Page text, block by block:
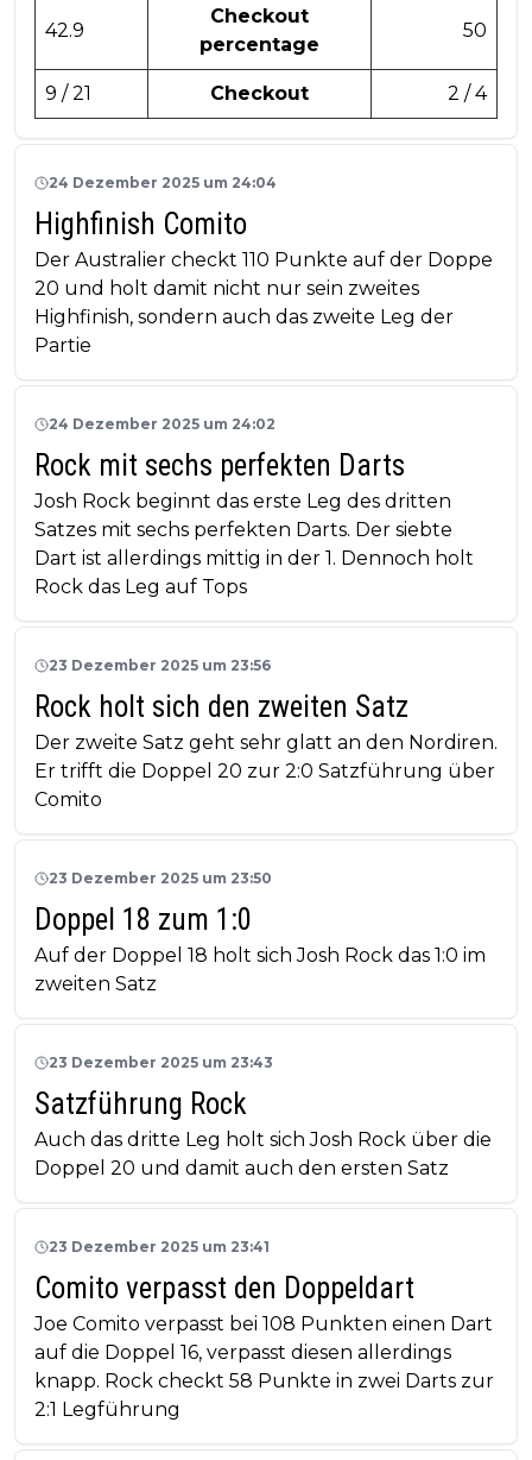
42.9
Checkout
percentage
50
9 / 21 Checkout 2 / 4
24 Dezember 2025 um 24:04
Highfinish Comito
Der Australier checkt 110 Punkte auf der Doppe
20 und holt damit nicht nur sein zweites
Highfinish, sondern auch das zweite Leg der
Partie
24 Dezember 2025 um 24:02
Rock mit sechs perfekten Darts
Josh Rock beginnt das erste Leg des dritten
Satzes mit sechs perfekten Darts. Der siebte
Dart ist allerdings mittig in der 1. Dennoch holt
Rock das Leg auf Tops
23 Dezember 2025 um 23:56
Rock holt sich den zweiten Satz
Der zweite Satz geht sehr glatt an den Nordiren.
Er trifft die Doppel 20 zur 2:0 Satzführung über
Comito
23 Dezember 2025 um 23:50
Doppel 18 zum 1:0
Auf der Doppel 18 holt sich Josh Rock das 1:0 im
zweiten Satz
23 Dezember 2025 um 23:43
Satzführung Rock
Auch das dritte Leg holt sich Josh Rock über die
Doppel 20 und damit auch den ersten Satz
23 Dezember 2025 um 23:41
Comito verpasst den Doppeldart
Joe Comito verpasst bei 108 Punkten einen Dart
auf die Doppel 16, verpasst diesen allerdings
knapp. Rock checkt 58 Punkte in zwei Darts zur
2:1 Legführung